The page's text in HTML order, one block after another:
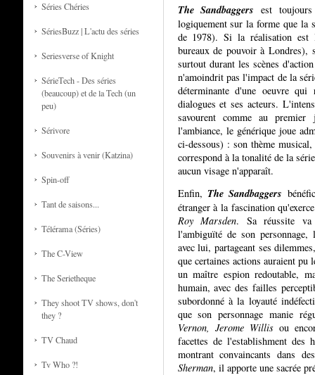
Séries Chéries
SériesBuzz | L'actu des séries
Seriesverse of Knight
SérieTech - Des séries
(beaucoup) et de la Tech (un
peu)
Sérivore
Souvenirs à venir (Katzina)
Spin-off
Tant de saisons...
Télérama (Séries)
The C-View
The Serietheque
They shoot TV shows, don't
they ?
TV Chaud
Tv Who ?!
The Sandbaggers est
logiquement sur la forme que la
de 1978). Si la réalisation est
bureaux de pouvoir à Londres),
surtout durant les scènes
n'amoindrit pas l'impact de la
déterminante d'une oeuvre
dialogues et ses acteurs.
savourent comme au
l'ambiance, le générique joue
ci-dessous) : son thème
correspond à la tonalité de la
aucun visage n'apparaît.
Enfin, The Sandbaggers
étranger à la fascination
Roy Marsden. Sa réussite va
l'ambiguïté de son personnage,
avec lui, partageant ses
que certaines actions auraient
un maître espion redoutable,
humain, avec des failles
subordonné à la loyauté
que son personnage manie
Vernon, Jerome Willisou
facettes de l'establishment des
montrant convaincants dans
Sherman, il apporte une sacrée